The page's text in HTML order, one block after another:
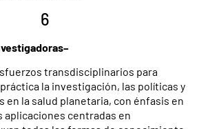
6
transdisciplinarios para
la investigación, las políticas y
en la salud planetaria, con énfasis en
aplicaciones centradas en